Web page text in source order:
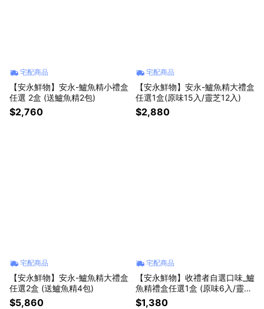
宅配商品
【安永鮮物】安永-鱸魚精小禮盒
任選 2盒 (送鱸魚精2包)
$2,760
宅配商品
【安永鮮物】安永-鱸魚精大禮盒
任選1盒(原味15入/靈芝12入)
$2,880
宅配商品
【安永鮮物】安永-鱸魚精大禮盒
任選2盒 (送鱸魚精4包)
$5,860
宅配商品
【安永鮮物】收禮者自選口味_鱸
魚精禮盒任選1盒 (原味6入/靈芝
5入)
$1,380